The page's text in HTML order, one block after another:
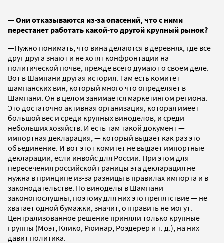
— Они отказываются из-за опасений, что с ними
перестанет работать какой-то другой крупный рынок?
—Нужно понимать, что вина делаются в деревнях, где все
друг друга знают и не хотят конфронтации на
политической почве, прежде всего думают о своем деле.
Вот в Шампани другая история. Там есть комитет
шампанских вин, который много что определяет в
Шампани. Он в целом занимается маркетингом региона.
Это достаточно активная организация, которая имеет
большой вес и среди крупных виноделов, и среди
небольших хозяйств. И есть там такой документ —
импортная декларация, — который выдает как раз это
объединение. И вот этот комитет не выдает импортные
декларации, если инвойс для России. При этом для
пересечения российской границы эта декларация не
нужна в принципе из-за разницы в правилах импорта и в
законодательстве. Но виноделы в Шампани
законопослушны, поэтому для них это препятствие — не
хватает одной бумажки, значит, отправить не могут.
Централизованное решение приняли только крупные
группы (Моэт, Клико, Рюинар, Роэдерер и т. д.), на них
давит политика.